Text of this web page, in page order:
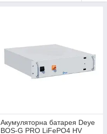
Акумуляторна батарея Deye
BOS-G PRO LiFePO4 HV